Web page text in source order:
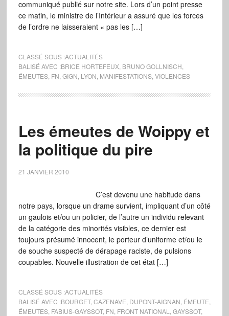
communiqué publié sur notre site. Lors d’un point presse
ce matin, le ministre de l’Intérieur a assuré que les forces
de l’ordre ne laisseraient « pas les […]
CLASSÉ SOUS :ACTUALITÉS
BALISÉ AVEC :BRICE HORTEFEUX, BRUNO GOLLNISCH
ÉMEUTES, FN GIGN LYON MANIFESTATIONS, VIOLENCES
Les émeutes de Woippy et
la politique du pire
21 JANVIER 2010
C’est devenu une habitude dans
notre pays, lorsque un drame survient, impliquant d’un côté
un gaulois et/ou un policier, de l’autre un individu relevant
de la catégorie des minorités visibles, ce dernier est
toujours présumé innocent, le porteur d’uniforme et/ou le
de souche suspecté de dérapage raciste, de pulsions
coupables. Nouvelle illustration de cet état […]
CLASSÉ SOUS :ACTUALITÉS
BALISÉ AVEC :BOURGET, CAZENAVE DUPONT-AIGNAN ÉMEUTE
ÉMEUTES, FABIUS-GAYSSOT, FN FRONT NATIONAL GAYSSOT,